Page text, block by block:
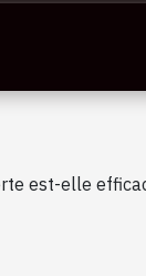
est-elle